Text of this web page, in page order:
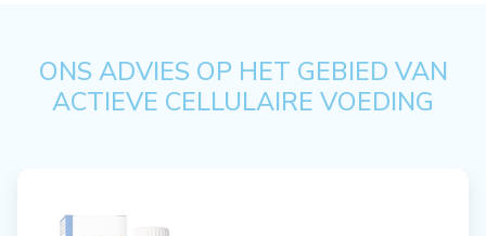
ONS ADVIES OP HET GEBIED VAN
ACTIEVE CELLULAIRE VOEDING